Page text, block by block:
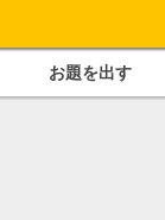
お題を出す